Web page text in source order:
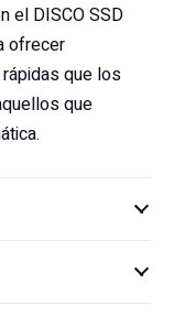
el DISCO SSD
ofrecer
que los
que